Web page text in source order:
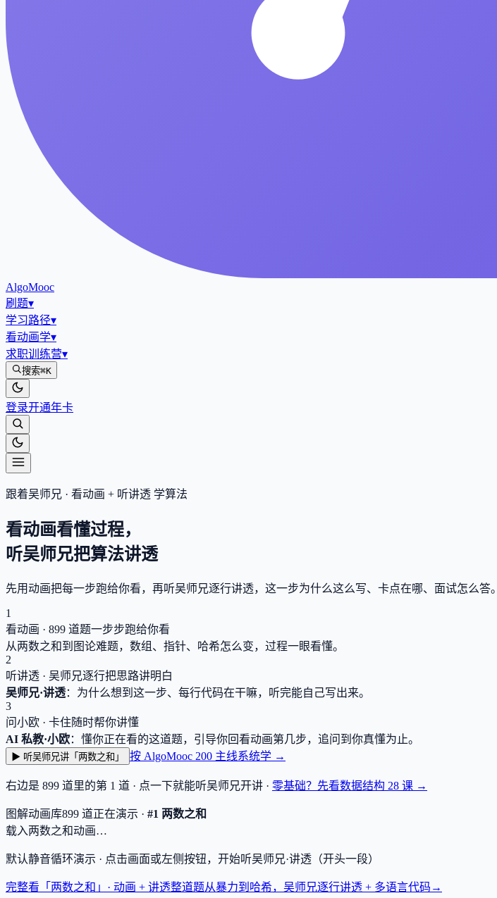
AlgoMooc
刷题▾
学习路径▾
看动画学▾
求职训练营▾
搜索⌘K
登录开通年卡
跟着吴师兄 · 看动画 + 听讲透 学算法
看动画看懂过程，
听吴师兄把算法讲透
先用动画把每一步跑给你看，再听吴师兄逐行讲透，这一步为什么这么写、卡点在哪、面试怎么答。
1
看动画 · 899 道题一步步跑给你看
从两数之和到图论难题，数组、指针、哈希怎么变，过程一眼看懂。
2
听讲透 · 吴师兄逐行把思路讲明白
吴师兄·讲透：为什么想到这一步、每行代码在干嘛，听完能自己写出来。
3
问小欧 · 卡住随时帮你讲懂
AI 私教·小欧：懂你正在看的这道题，引导你回看动画第几步，追问到你真懂为止。
▶ 听吴师兄讲「两数之和」 按 AlgoMooc 200 主线系统学 →
右边是 899 道里的第 1 道 · 点一下就能听吴师兄开讲 · 零基础？先看数据结构 28 课 →
图解动画库899 道正在演示 · #1 两数之和
载入两数之和动画…
默认静音循环演示 · 点击画面或左侧按钮，开始听吴师兄·讲透（开头一段）
完整看「两数之和」· 动画 + 讲透整道题从暴力到哈希，吴师兄逐行讲透 + 多语言代码 →